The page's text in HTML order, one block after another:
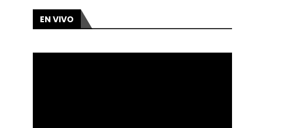
EN VIVO